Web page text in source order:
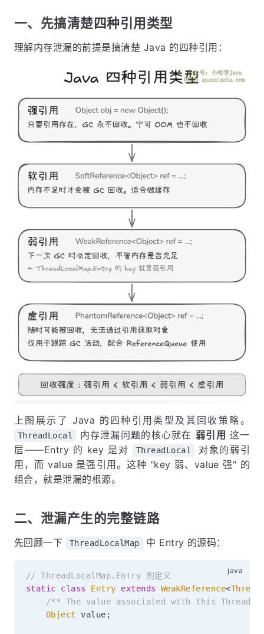
一、先搞清楚四种引用类型
理解内存泄漏的前提是搞清楚 Java 的四种引用：
上图展示了 Java 的四种引用类型及其回收策略。
ThreadLocal 内存泄漏问题的核心就在 弱引用 这一
层——Entry 的 key 是对
ThreadLocal
对象的弱引
用，而 value 是强引用。这种 "key 弱、value 强" 的
组合，就是泄漏的根源。
二、泄漏产生的完整链路
先回顾一下 ThreadLocalMap 中 Entry 的源码：
// ThreadLocalMap.Entry 的定义
static
class Entry extends WeakReference<
/** The value associated with this
Object
value ;